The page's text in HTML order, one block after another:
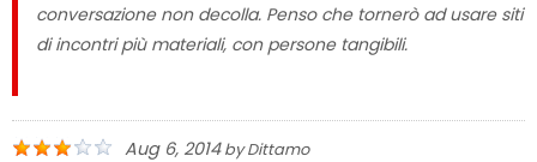
conversazione non decolla. Penso che tornerò ad usare siti
di incontri più materiali, con persone tangibili.
Aug 6, 2014byDittamo